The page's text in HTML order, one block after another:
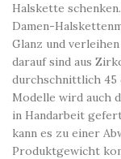
Halskette
Damen-
Glanz und
darauf sind aus
durchschnittlich 45
Modelle wird auch
in Handarbeit
kann es zu einer
Produktgewicht